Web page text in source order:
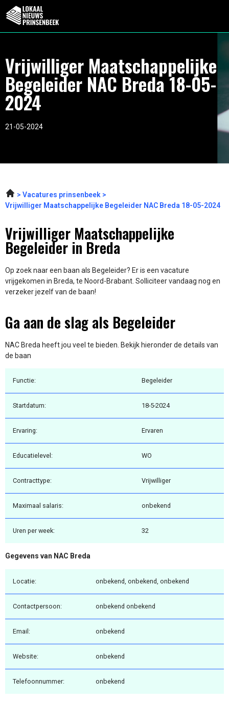
Vrijwilliger Maatschappelijke
Begeleider NAC Breda 18-05-
2024
21-05-2024
Vacatures prinsenbeek
Vrijwilliger Maatschappelijke Begeleider NAC Breda 18-05-2024
Vrijwilliger Maatschappelijke
Begeleider in Breda
Op zoek naar een baan als Begeleider? Er is een vacature
vrijgekomen in Breda, te Noord-Brabant. Solliciteer vandaag nog en
verzeker jezelf van de baan!
Ga aan de slag als Begeleider
NAC Breda heeft jou veel te bieden. Bekijk hieronder de details van
de baan
Functie: Begeleider
Startdatum: 18-5-2024
Ervaring: Ervaren
Educatielevel: WO
Contracttype: Vrijwilliger
Maximaal salaris: onbekend
Uren per week: 32
Gegevens van NAC Breda
Locatie: onbekend, onbekend, onbekend
Contactpersoon: onbekend onbekend
Email: onbekend
Website: onbekend
Telefoonnummer: onbekend